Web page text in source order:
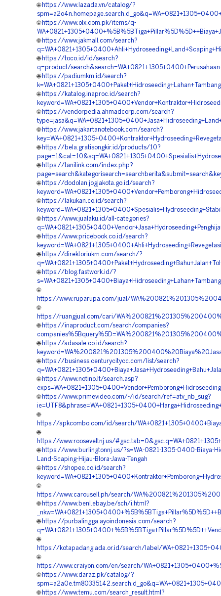
🌐 https://www.lazada.vn/catalog/?
🌐 https://www.olx.com.pk/items/q-
🌐 https://www.jakmall.com/search?
🌐 https://toco.id/id/search?
q=product/
🌐 https://padiumkm.id/search?
🌐 https://katalog.inaproc.id/search?
🌐 https://vendorpedia.ahmadcorp.com/search?
🌐 https://www.jakartanotebook.com/search?
🌐 https://bela.gratisongkir.id/products/10?
🌐 https://tanilink.com/index.php?
🌐 https://dodolan.jogjakota.go.id/search?
🌐 https://lakukan.co.id/search?
🌐 https://www.jualaku.id/all-categories?
🌐 https://www.pricebook.co.id/search?
🌐 https://direktoriukm.com/search/?
🌐 https://blog.fastwork.id/?
🌐
https://www.ruparupa.com/jual/
🌐
https://ruangjual.com/cari/
🌐 https://inaproduct.com/search/companies?
🌐 https://adasale.co.id/search?
🌐 https://business.centurycitycc.com/list/search?
🌐 https://www.notino.lt/search.asp?
🌐 https://www.primevideo.com/-/id/search/ref=atv_nb_sug?
🌐
https://apkcombo.com/id/search/
🌐
https://www.rooseveltnj.us/
🌐 https://www.burlingtonnj.us/?s=WA-0821-1305-0400-Biaya-
Land-Scaping-Hijau-Blora-Jawa-Tengah
🌐 https://shopee.co.id/search?
🌐
https://www.carousell.ph/search/
🌐 https://www.benl.ebay.be/sch/i.html?
🌐 https://purbalingga.ayoindonesia.com/search?
🌐
https://kotapadang.ada.or.id/search/label/
🌐
https://www.craiyon.com/en/search/
🌐 https://www.daraz.pk/catalog/?
🌐 https://www.temu.com/search_result.html?